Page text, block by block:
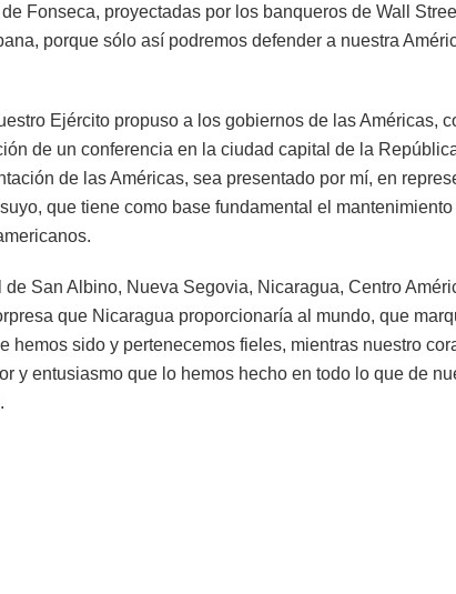
Fonseca, proyectadas por los banqueros de Wall
porque sólo así podremos defender a nuestra
Ejército propuso a los gobiernos de las Américas,
de un conferencia en la ciudad capital de la
de las Américas, sea presentado por mí, en
que tiene como base fundamental el
de San Albino, Nueva Segovia, Nicaragua, Centro
que Nicaragua proporcionaría al mundo, que
hemos sido y pertenecemos fieles, mientras nuestro
y entusiasmo que lo hemos hecho en todo lo que de